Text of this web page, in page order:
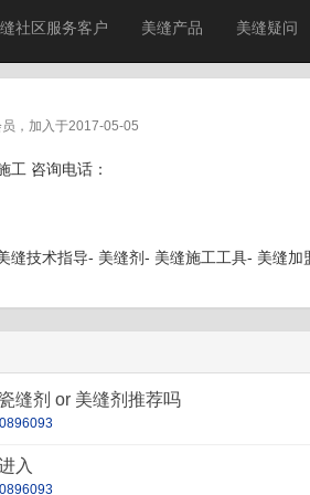
社区服务客户 美缝产品 美缝疑问
，加入于2017-05-05
工 咨询电话：
缝技术指导- 美缝剂- 美缝施工工具- 美缝加
缝剂 or 美缝剂推荐吗
入